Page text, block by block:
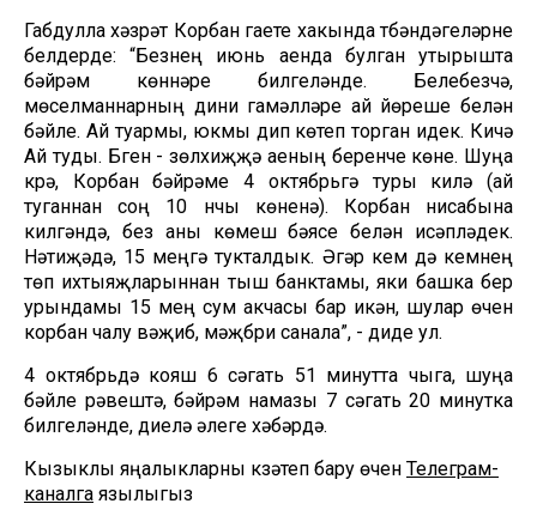
Габдулла хәзрәт Корбан гаете хакында түбәндәгеләрне
белдерде: “Безнең июнь аенда булган утырышта
бәйрәм көннәре билгеләнде. Белүебезчә,
мөселманнарның дини гамәлләре ай йөреше белән
бәйле. Ай туармы, юкмы дип көтеп торган идек. Кичә
Ай туды. Бүген - зөлхиҗҗә аеның беренче көне. Шуңа
күрә, Корбан бәйрәме 4 октябрьгә туры килә (ай
туганнан соң 10 нчы көненә). Корбан нисабына
килгәндә, без аны көмеш бәясе белән исәпләдек.
Нәтиҗәдә, 15 меңгә тукталдык. Әгәр кем дә кемнең
төп ихтыяҗларыннан тыш банктамы, яки башка бер
урындамы 15 мең сум акчасы бар икән, шулар өчен
корбан чалу вәҗиб, мәҗбүри санала”, - диде ул.
4 октябрьдә кояш 6 сәгать 51 минутта чыга, шуңа
бәйле рәвештә, бәйрәм намазы 7 сәгать 20 минутка
билгеләнде, диелә әлеге хәбәрдә.
Кызыклы яңалыкларны күзәтеп бару өчен Телеграм-
каналга язылыгыз